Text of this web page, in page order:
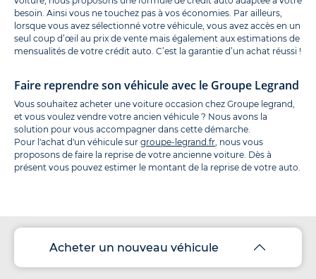
besoin. Ainsi vous ne touchez pas à vos économies. Par ailleurs,
lorsque vous avez sélectionné votre véhicule, vous avez accès en un
seul coup d’œil au prix de vente mais également aux estimations de
mensualités de votre crédit auto. C’est la garantie d’un achat réussi !
Faire reprendre son véhicule avec le Groupe Legrand
Vous souhaitez acheter une voiture occasion chez Groupe legrand,
et vous voulez vendre votre ancien véhicule ? Nous avons la
solution pour vous accompagner dans cette démarche.
Pour l'achat d'un véhicule sur groupe-legrand.fr, nous vous
proposons de faire la reprise de votre ancienne voiture. Dès à
présent vous pouvez estimer le montant de la reprise de votre auto.
Acheter un nouveau véhicule